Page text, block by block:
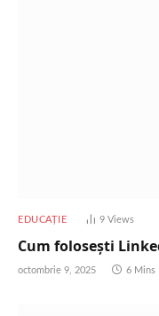
EDUCAȚIE 9Views
Cum folosești
octombrie 9, 2025 6 Mins